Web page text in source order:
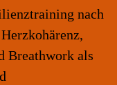
nach
Herzkohärenz,
Breathwork als